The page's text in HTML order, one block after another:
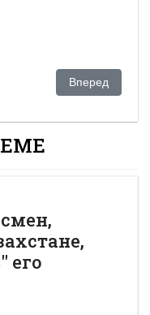
объявлена в
Следующий:
Вперед
его